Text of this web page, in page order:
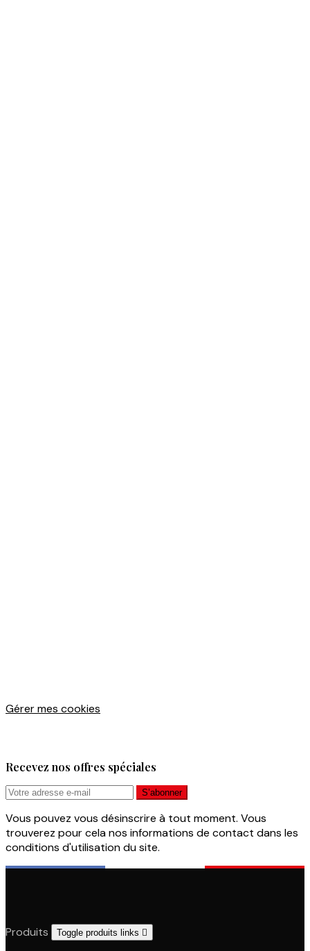
Gérer mes cookies
Recevez nos offres spéciales
Vous pouvez vous désinscrire à tout moment. Vous
trouverez pour cela nos informations de contact dans les
conditions d'utilisation du site.
Produits Toggle produits links 